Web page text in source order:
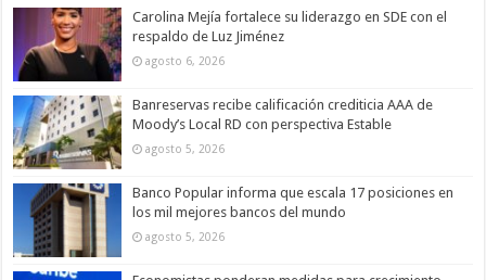
Carolina Mejía fortalece su liderazgo en SDE con el
respaldo de Luz Jiménez
agosto 6, 2026
Banreservas recibe calificación crediticia AAA de
Moody’s Local RD con perspectiva Estable
agosto 5, 2026
Banco Popular informa que escala 17 posiciones en
los mil mejores bancos del mundo
agosto 5, 2026